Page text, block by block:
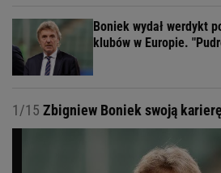
Boniek wydał werdykt
klubów w Europie.
1/15 Zbigniew Boniek swoją